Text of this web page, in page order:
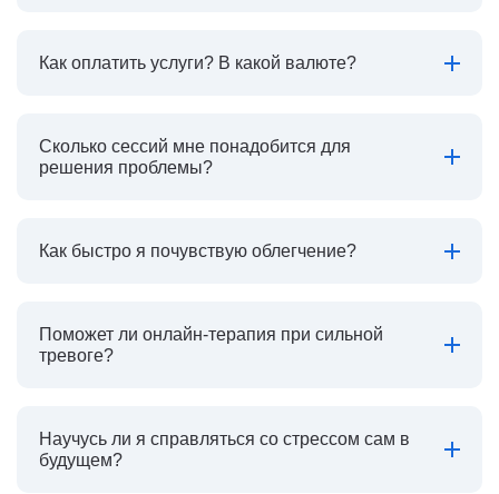
Как оплатить услуги? В какой валюте?
Сколько сессий мне понадобится для
решения проблемы?
Как быстро я почувствую облегчение?
Поможет ли онлайн-терапия при сильной
тревоге?
Научусь ли я справляться со стрессом сам в
будущем?